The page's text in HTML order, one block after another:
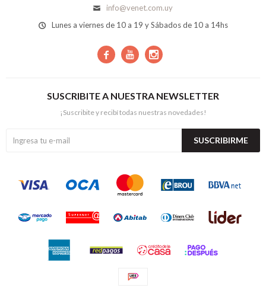
info@venet.com.uy
Lunes a viernes de 10 a 19 y Sábados de 10 a 14hs
  
SUSCRIBITE A NUESTRA NEWSLETTER
¡Suscribite y recibí todas nuestras novedades!
SUSCRIBIRME